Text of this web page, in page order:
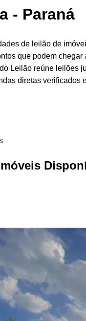
- Paraná
de leilão de
que podem chegar
Leilão reúne leilões
diretas verificados